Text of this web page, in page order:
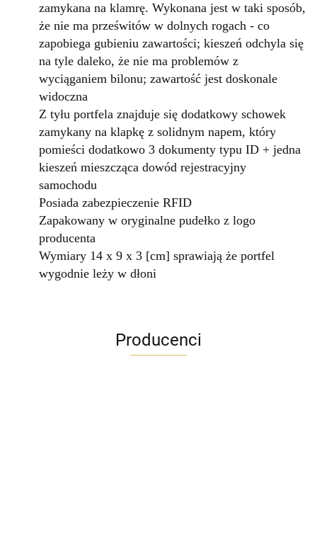
zamykana na klamrę. Wykonana jest w taki sposób,
że nie ma prześwitów w dolnych rogach - co
zapobiega gubieniu zawartości; kieszeń odchyla się
na tyle daleko, że nie ma problemów z
wyciąganiem bilonu; zawartość jest doskonale
widoczna
Z tyłu portfela znajduje się dodatkowy schowek
zamykany na klapkę z solidnym napem, który
pomieści dodatkowo 3 dokumenty typu ID + jedna
kieszeń mieszcząca dowód rejestracyjny
samochodu
Posiada zabezpieczenie RFID
Zapakowany w oryginalne pudełko z logo
producenta
Wymiary 14 x 9 x 3 [cm] sprawiają że portfel
wygodnie leży w dłoni
Producenci